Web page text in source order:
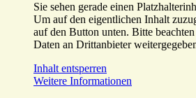
Sie sehen gerade einen
Um auf den eigentlichen Inhalt
auf den Button unten. Bitte beachten
Daten an Drittanbieter
Inhalt entsperren
Weitere Informationen